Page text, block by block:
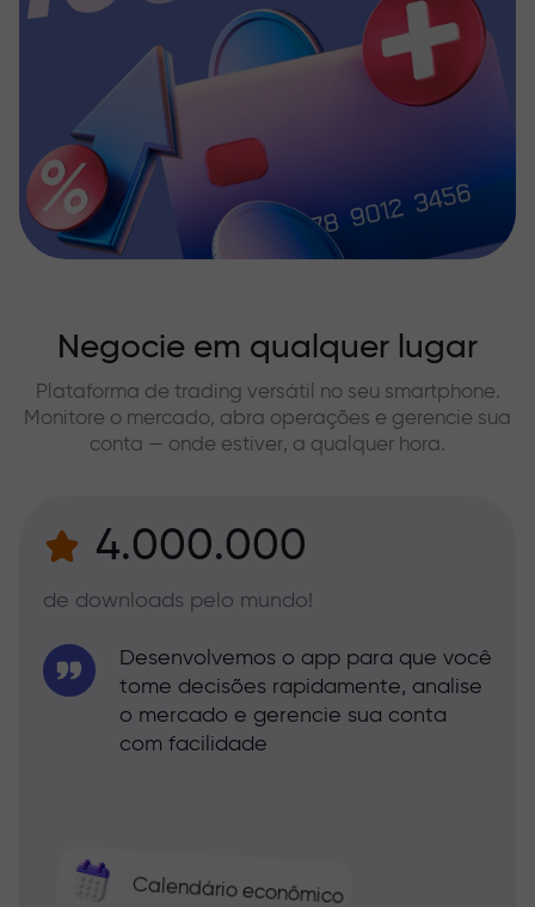
Negocie em qualquer lugar
Plataforma de trading versátil no seu smartphone.
Monitore o mercado, abra operações e gerencie sua
conta — onde estiver, a qualquer hora.
4.000.000
de downloads pelo mundo!
Calendário econômico
Desenvolvemos o app para que você
tome decisões rapidamente, analise
o mercado e gerencie sua conta
com facilidade